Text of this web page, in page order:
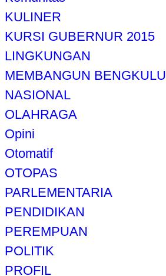
KULINER
KURSI GUBERNUR 2015
LINGKUNGAN
MEMBANGUN BENGKULU
NASIONAL
OLAHRAGA
Opini
Otomatif
OTOPAS
PARLEMENTARIA
PENDIDIKAN
PEREMPUAN
POLITIK
PROFIL